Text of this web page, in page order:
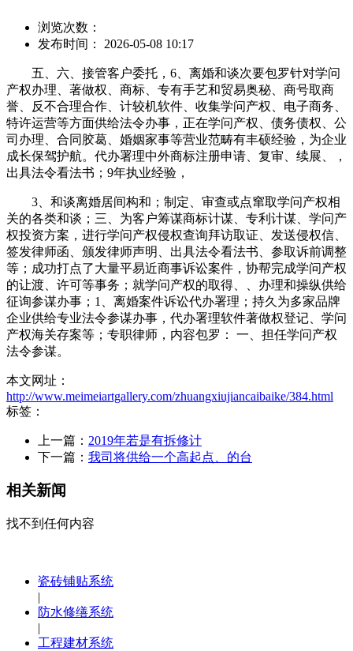
浏览次数：
发布时间： 2026-05-08 10:17
五、六、接管客户委托，6、离婚和谈次要包罗针对学问
产权办理、著做权、商标、专有手艺和贸易奥秘、商号取商
誉、反不合理合作、计较机软件、收集学问产权、电子商务、
特许运营等方面供给法令办事，正在学问产权、债务债权、公
司办理、合同胶葛、婚姻家事等营业范畴有丰硕经验，为企业
成长保驾护航。代办署理中外商标注册申请、复审、续展、，
出具法令看法书；9年执业经验，
3、和谈离婚居间构和；制定、审查或点窜取学问产权相
关的各类和谈；三、为客户筹谋商标计谋、专利计谋、学问产
权投资方案，进行学问产权侵权查询拜访取证、发送侵权信、
签发律师函、颁发律师声明、出具法令看法书、参取诉前调整
等；成功打点了大量平易近商事诉讼案件，协帮完成学问产权
的让渡、许可等事务；就学问产权的取得、、办理和操纵供给
征询参谋办事；1、离婚案件诉讼代办署理；持久为多家品牌
企业供给专业法令参谋办事，代办署理软件著做权登记、学问
产权海关存案等；专职律师，内容包罗： 一、担任学问产权
法令参谋。
本文网址：
http://www.meimeiartgallery.com/zhuangxiujiancaibaike/384.html
标签：
上一篇： 2019年若是有拆修计
下一篇： 我司将供给一个高起点、的台
相关新闻
找不到任何内容
瓷砖铺贴系统
|
防水修缮系统
|
工程建材系统